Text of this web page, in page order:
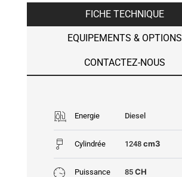
FICHE TECHNIQUE
EQUIPEMENTS & OPTIONS
CONTACTEZ-NOUS
Energie Diesel
Cylindrée 1248cm3
Puissance 85CH